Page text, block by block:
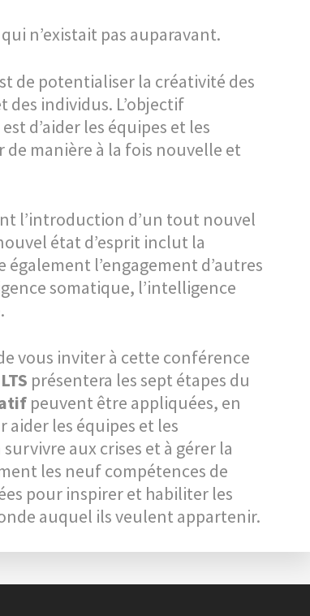
n’existait pas auparavant.
de potentialiser la créativité des
des individus. L’objectif
d’aider les équipes et les
manière à la fois nouvelle et
l’introduction d’un tout nouvel
état d’esprit inclut la
l’engagement d’autres
somatique, l’intelligence
vous inviter à cette conférence
présentera les sept étapes du
peuvent être appliquées, en
les équipes et les
aux crises et à gérer la
les neuf compétences de
pour inspirer et habiliter les
auquel ils veulent appartenir.